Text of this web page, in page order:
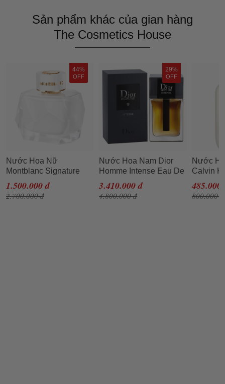
Sản phẩm khác của gian hàng
The Cosmetics House
44%
OFF
Nước Hoa Nữ
Montblanc Signature
EDP 90ml
1.500.000 đ
2.700.000 đ
29%
OFF
Nước Hoa Nam Dior
Homme Intense Eau De
Parfum (EDP) 100ml
3.410.000 đ
4.800.000 đ
Nước
Calvin
EDT
485.000
800.000 đ